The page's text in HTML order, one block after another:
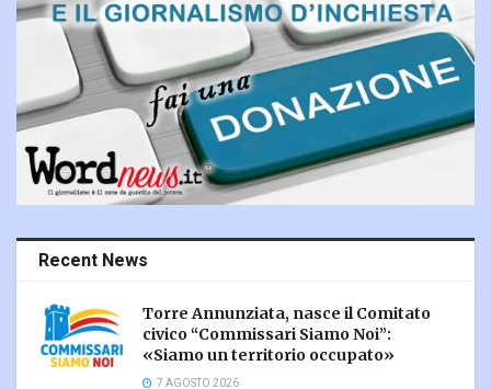
Recent News
Torre Annunziata, nasce il Comitato
civico “Commissari Siamo Noi”:
«Siamo un territorio occupato»
7 AGOSTO 2026